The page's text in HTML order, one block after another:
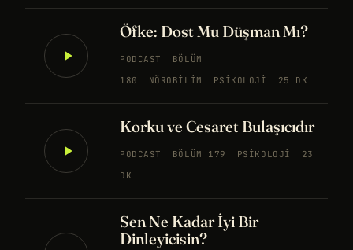
Öfke: Dost Mu Düşman Mı?
PODCAST
BÖLÜM
180
NÖROBILIM PSIKOLOJI 25 DK
Korku ve Cesaret Bulaşıcıdır
PODCAST BÖLÜM 179 PSIKOLOJI
23
DK
Sen Ne Kadar İyi Bir
Dinleyicisin?